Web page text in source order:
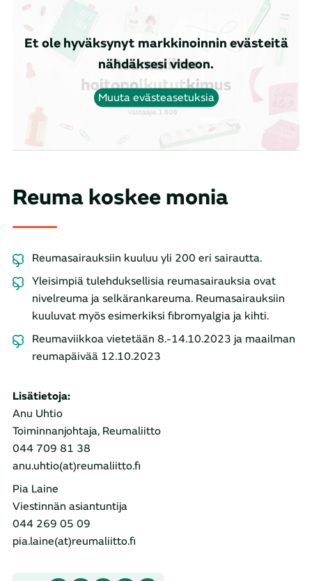
Et ole hyväksynyt markkinoinnin evästeitä
nähdäksesi videon.
Muuta evästeasetuksia
Reuma koskee monia
Reumasairauksiin kuuluu yli 200 eri sairautta.
Yleisimpiä tulehduksellisia reumasairauksia ovat
nivelreuma ja selkärankareuma. Reumasairauksiin
kuuluvat myös esimerkiksi fibromyalgia ja kihti.
Reumaviikkoa vietetään 8.-14.10.2023 ja maailman
reumapäivää 12.10.2023
Lisätietoja:
Anu Uhtio
Toiminnanjohtaja, Reumaliitto
044 709 81 38
anu.uhtio(at)reumaliitto.fi
Pia Laine
Viestinnän asiantuntija
044 269 05 09
pia.laine(at)reumaliitto.fi